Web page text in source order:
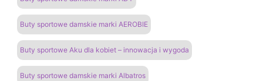
Buty sportowe damskie marki AEROBIE
Buty sportowe Aku dla kobiet – innowacja i wygoda
Buty sportowe damskie marki Albatros